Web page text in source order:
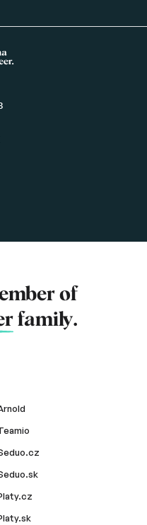
of
family.